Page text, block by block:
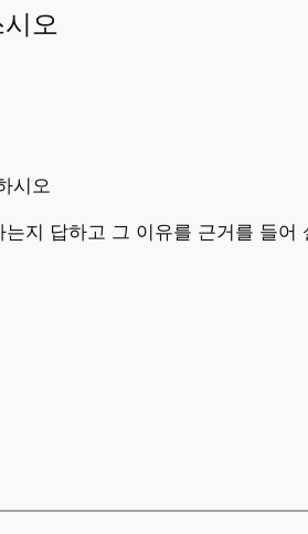
오
시오
지 답하고 그 이유를 근거를 들어